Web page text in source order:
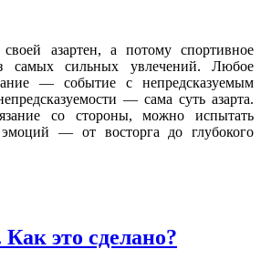
азартен, а потому спортивное
сильных увлечений. Любое
— событие с непредсказуемым
— сама суть азарта.
со стороны, можно испытать
— от восторга до глубокого
это сделано?